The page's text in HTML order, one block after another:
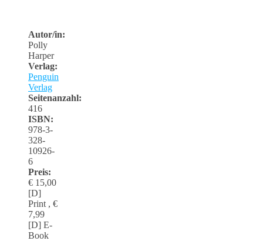
Autor/in:
Polly
Harper
Verlag:
Penguin
Verlag
Seitenanzahl:
416
ISBN:
978-3-
328-
10926-
6
Preis:
€ 15,00
[D]
Print , €
7,99
[D] E-
Book